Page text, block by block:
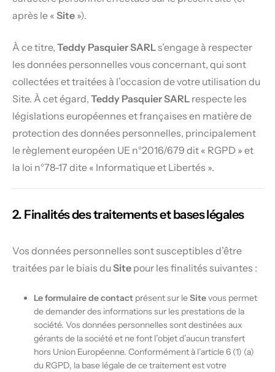
après le « Site »).
À ce titre, Teddy Pasquier SARL s’engage à respecter
les données personnelles vous concernant, qui sont
collectées et traitées à l’occasion de votre utilisation du
Site. À cet égard, Teddy Pasquier SARL respecte les
législations européennes et françaises en matière de
protection des données personnelles, principalement
le règlement européen UE n°2016/679 dit « RGPD » et
la loi n°78-17 dite « Informatique et Libertés ».
2. Finalités des traitements et bases légales
Vos données personnelles sont susceptibles d’être
traitées par le biais du Site pour les finalités suivantes :
Le formulaire de contact présent sur leSitevous permet
de demander des informations sur les prestations de la
société. Vos données personnelles sont destinées aux
gérants de la société et ne font l’objet d’aucun transfert
hors Union Européenne. Conformément à l’article 6 (1) (a)
du RGPD, la base légale de ce traitement est votre